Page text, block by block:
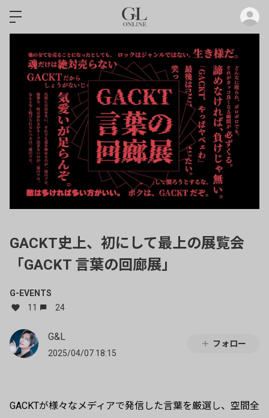
GACKT史上、初にして最上の展覧会
「GACKT 言葉の回廊展」
G-EVENTS
11
24
G&L
2025/04/07 18:15
フォロー
GACKTが様々なメディアで発信した⾔葉を厳選し、空間全